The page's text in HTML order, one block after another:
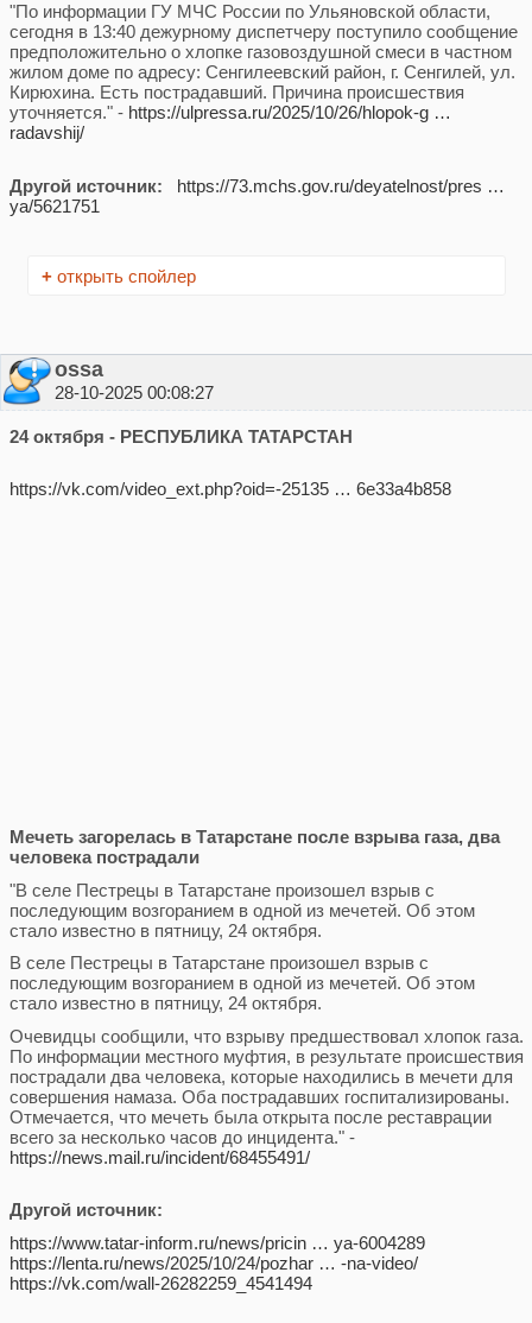
"По информации ГУ МЧС России по Ульяновской области,
сегодня в 13:40 дежурному диспетчеру поступило сообщение
предположительно о хлопке газовоздушной смеси в частном
жилом доме по адресу: Сенгилеевский район, г. Сенгилей, ул.
Кирюхина. Есть пострадавший. Причина происшествия
уточняется." - https://ulpressa.ru/2025/10/26/hlopok-g …
radavshij/
Другой источник:
https://73.mchs.gov.ru/deyatelnost/pres …
ya/5621751
+открыть спойлер
ossa
28-10-2025 00:08:27
24 октября - РЕСПУБЛИКА ТАТАРСТАН
https://vk.com/video_ext.php?oid=-25135 … 6e33a4b858
Мечеть загорелась в Татарстане после взрыва газа, два
человека пострадали
"В селе Пестрецы в Татарстане произошел взрыв с
последующим возгоранием в одной из мечетей. Об этом
стало известно в пятницу, 24 октября.
В селе Пестрецы в Татарстане произошел взрыв с
последующим возгоранием в одной из мечетей. Об этом
стало известно в пятницу, 24 октября.
Очевидцы сообщили, что взрыву предшествовал хлопок газа.
По информации местного муфтия, в результате происшествия
пострадали два человека, которые находились в мечети для
совершения намаза. Оба пострадавших госпитализированы.
Отмечается, что мечеть была открыта после реставрации
всего за несколько часов до инцидента." -
https://news.mail.ru/incident/68455491/
Другой источник:
https://www.tatar-inform.ru/news/pricin … ya-6004289
https://lenta.ru/news/2025/10/24/pozhar … -na-video/
https://vk.com/wall-26282259_4541494